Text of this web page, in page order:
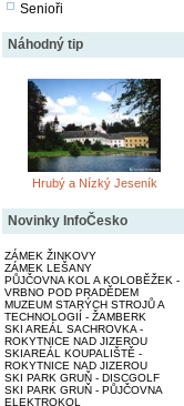
Senioři
Náhodný tip
Hrubý a Nízký Jeseník
Novinky InfoČesko
ZÁMEK ŽINKOVY
ZÁMEK LEŠANY
PŮJČOVNA KOL A KOLOBĚŽEK -
VRBNO POD PRADĚDEM
MUZEUM STARÝCH STROJŮ A
TECHNOLOGIÍ - ŽAMBERK
SKI AREÁL SACHROVKA -
ROKYTNICE NAD JIZEROU
SKIAREÁL KOUPALIŠTĚ -
ROKYTNICE NAD JIZEROU
SKI PARK GRUŇ - DISCGOLF
SKI PARK GRUŇ - PŮJČOVNA
ELEKTROKOL